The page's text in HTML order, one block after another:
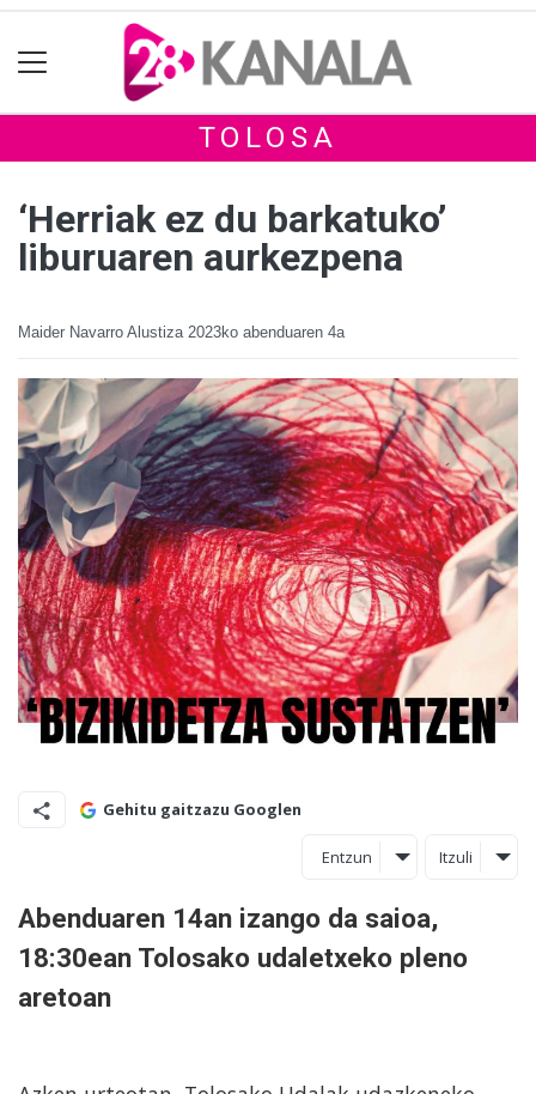
TOLOSA
‘Herriak ez du barkatuko’
liburuaren aurkezpena
Maider Navarro Alustiza 2023ko abenduaren 4a
Gehitu gaitzazu Googlen
Entzun Itzuli
Abenduaren 14an izango da saioa,
18:30ean Tolosako udaletxeko pleno
aretoan